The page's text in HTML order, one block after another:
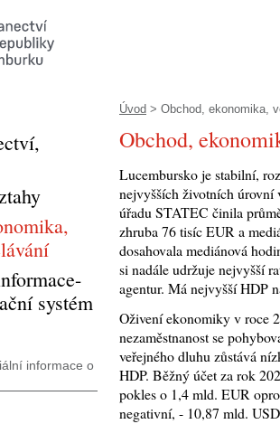
Úvod > Obchod, ekonomika,
Obchod,
Lucembursko je stabilní,
nejvyšších životních úrovní
úřadu STATEC činila
zhruba 76 tisíc EUR a
dosahovala mediánová
si nadále udržuje nejvyšší
agentur. Má nejvyšší HDP
Oživení ekonomiky v roce
nezaměstnanost se
veřejného dluhu zůstává
HDP. Běžný účet za rok
pokles o 1,4 mld. EUR
negativní, - 10,87 mld.
systém
informace o